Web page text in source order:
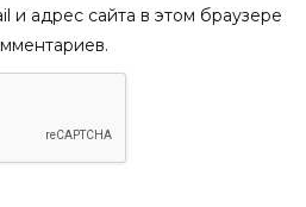
и адрес сайта в этом браузере